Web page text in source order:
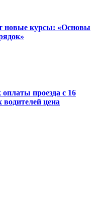
новые курсы: «Основы
проезда с 16
водителей цена